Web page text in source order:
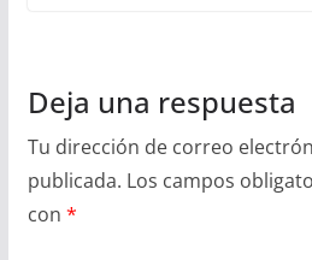
Deja una respuesta
Tu dirección de correo
publicada. Los campos
con *